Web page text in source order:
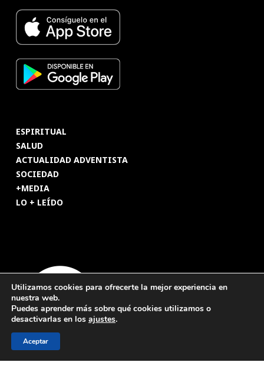
ESPIRITUAL
SALUD
ACTUALIDAD ADVENTISTA
SOCIEDAD
+MEDIA
LO + LEÍDO
Utilizamos cookies para ofrecerte la mejor experiencia en
nuestra web.
Puedes aprender más sobre qué cookies utilizamos o
desactivarlas en los ajustes.
Aceptar